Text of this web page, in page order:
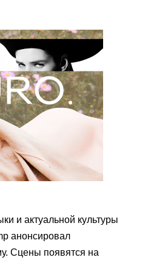
и актуальной культуры
анонсировал
Сцены появятся на